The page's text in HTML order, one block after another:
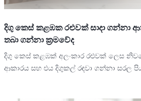
දිගු කෙස් කළඹක රළුවක් සාදා ගන්නා
තබා ගන්නා ක්‍රමවේද
දිගු කෙස් කළඹක් අලංකාර රළුවක් ලෙස
ආකාරය සහ එය දිගුකල් රඳවා ගන්නා සරල